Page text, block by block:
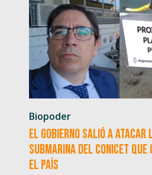
Biopoder
El Gobierno salió a atacar
submarina del CONICET
el país